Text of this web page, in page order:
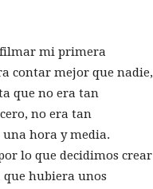
filmar mi primera
contar mejor que nadie,
que no era tan
no era tan
hora y media.
lo que decidimos crear
hubiera unos